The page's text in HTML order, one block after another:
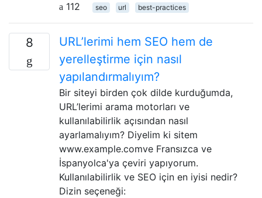
112
seo url best-practices
8
URL’lerimi hem SEO hem de
yerelleştirme için nasıl
yapılandırmalıyım?
Bir siteyi birden çok dilde kurduğumda,
URL’lerimi arama motorları ve
kullanılabilirlik açısından nasıl
ayarlamalıyım? Diyelim ki sitem
www.example.comve Fransızca ve
İspanyolca'ya çeviri yapıyorum.
Kullanılabilirlik ve SEO için en iyisi nedir?
Dizin seçeneği: